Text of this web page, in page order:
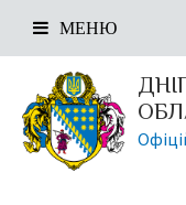
МЕНЮ